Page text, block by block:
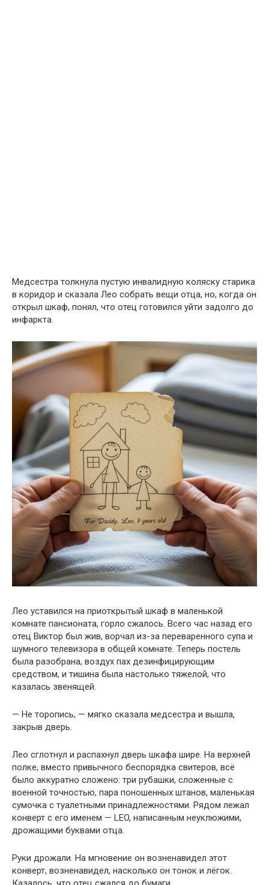
Медсестра толкнула пустую инвалидную коляску старика
в коридор и сказала Лео собрать вещи отца, но, когда он
открыл шкаф, понял, что отец готовился уйти задолго до
инфаркта.
Лео уставился на приоткрытый шкаф в маленькой
комнате пансионата, горло сжалось. Всего час назад его
отец Виктор был жив, ворчал из-за переваренного супа и
шумного телевизора в общей комнате. Теперь постель
была разобрана, воздух пах дезинфицирующим
средством, и тишина была настолько тяжелой, что
казалась звенящей.
— Не торопись, — мягко сказала медсестра и вышла,
закрыв дверь.
Лео сглотнул и распахнул дверь шкафа шире. На верхней
полке, вместо привычного беспорядка свитеров, всё
было аккуратно сложено: три рубашки, сложенные с
военной точностью, пара поношенных штанов, маленькая
сумочка с туалетными принадлежностями. Рядом лежал
конверт с его именем — LEO, написанным неуклюжими,
дрожащими буквами отца.
Руки дрожали. На мгновение он возненавидел этот
конверт, возненавидел, насколько он тонок и лёгок.